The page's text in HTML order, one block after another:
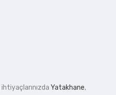
ihtiyaçlarınızda Yatakhane,